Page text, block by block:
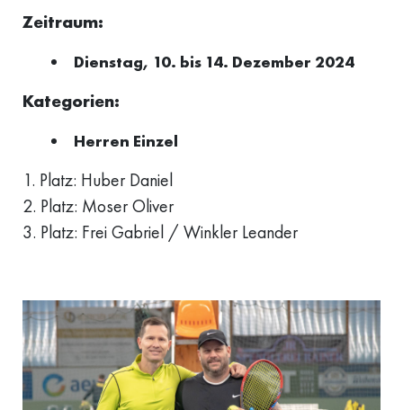
Zeitraum:
Dienstag, 10. bis 14. Dezember 2024
Kategorien:
Herren Einzel
1. Platz: Huber Daniel
2. Platz: Moser Oliver
3. Platz: Frei Gabriel / Winkler Leander